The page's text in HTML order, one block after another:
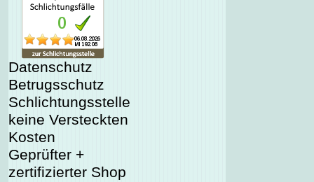
Datenschutz
Betrugsschutz
Schlichtungsstelle
keine Versteckten
Kosten
Geprüfter +
zertifizierter Shop